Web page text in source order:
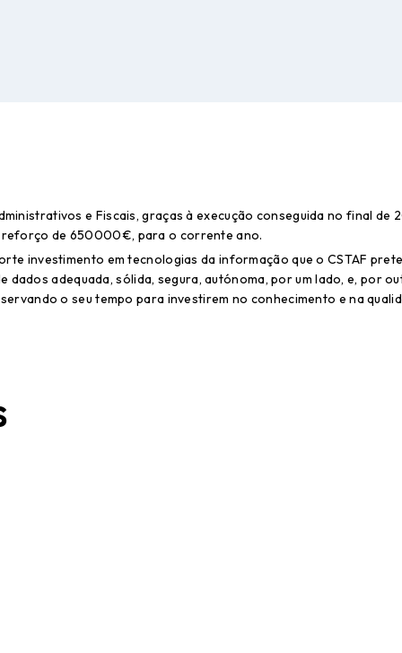
e Fiscais, graças à execução conseguida no final de
reforço de 650000€, para o corrente ano.
investimento em tecnologias da informação que o CSTAF
dados adequada, sólida, segura, autónoma, por um lado, e,
o seu tempo para investirem no conhecimento e na